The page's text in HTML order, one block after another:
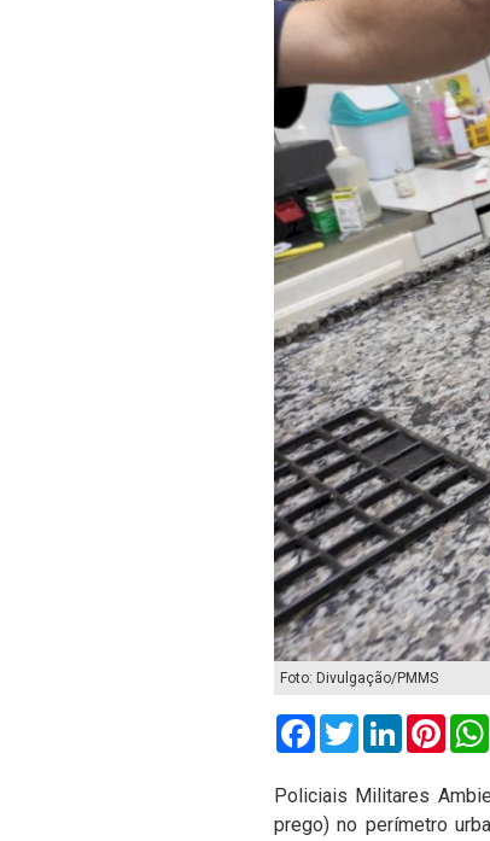
Foto: Divulgação/PMMS
FacebookTwitterLinkedIn
Policiais Militares
prego) no perímetro